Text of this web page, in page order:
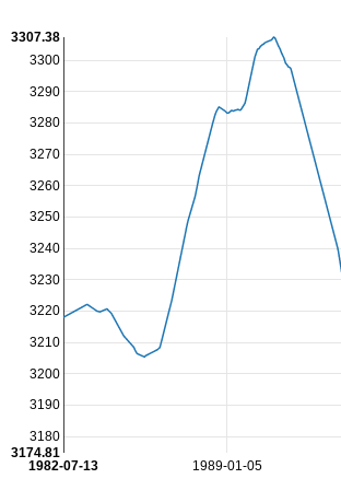
1989-01-05
1982-07-13
3180
3190
3200
3210
3220
3230
3240
3250
3260
3270
3280
3290
3300
3174.81
3307.38